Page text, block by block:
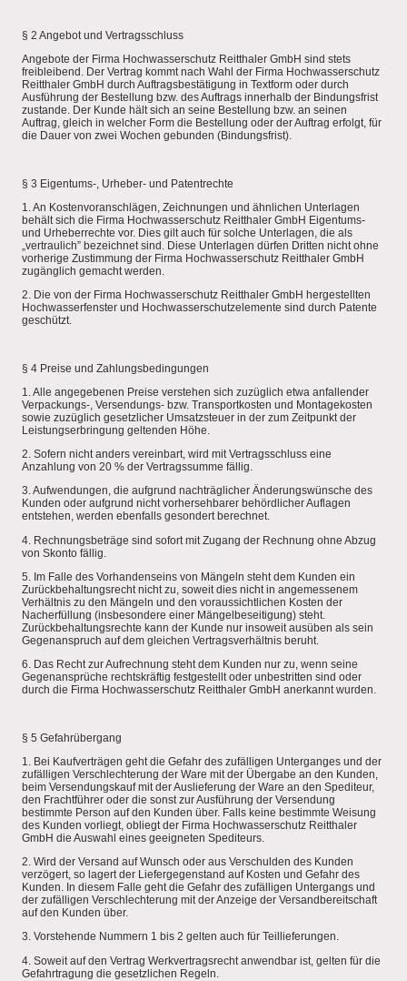
§ 2 Angebot und Vertragsschluss
Angebote der Firma Hochwasserschutz Reitthaler GmbH sind stets
freibleibend. Der Vertrag kommt nach Wahl der Firma Hochwasserschutz
Reitthaler GmbH durch Auftragsbestätigung in Textform oder durch
Ausführung der Bestellung bzw. des Auftrags innerhalb der Bindungsfrist
zustande. Der Kunde hält sich an seine Bestellung bzw. an seinen
Auftrag, gleich in welcher Form die Bestellung oder der Auftrag erfolgt, für
die Dauer von zwei Wochen gebunden (Bindungsfrist).
§ 3 Eigentums-, Urheber- und Patentrechte
1. An Kostenvoranschlägen, Zeichnungen und ähnlichen Unterlagen
behält sich die Firma Hochwasserschutz Reitthaler GmbH Eigentums-
und Urheberrechte vor. Dies gilt auch für solche Unterlagen, die als
„vertraulich” bezeichnet sind. Diese Unterlagen dürfen Dritten nicht ohne
vorherige Zustimmung der Firma Hochwasserschutz Reitthaler GmbH
zugänglich gemacht werden.
2. Die von der Firma Hochwasserschutz Reitthaler GmbH hergestellten
Hochwasserfenster und Hochwasserschutzelemente sind durch Patente
geschützt.
§ 4 Preise und Zahlungsbedingungen
1. Alle angegebenen Preise verstehen sich zuzüglich etwa anfallender
Verpackungs-, Versendungs- bzw. Transportkosten und Montagekosten
sowie zuzüglich gesetzlicher Umsatzsteuer in der zum Zeitpunkt der
Leistungserbringung geltenden Höhe.
2. Sofern nicht anders vereinbart, wird mit Vertragsschluss eine
Anzahlung von 20 % der Vertragssumme fällig.
3. Aufwendungen, die aufgrund nachträglicher Änderungswünsche des
Kunden oder aufgrund nicht vorhersehbarer behördlicher Auflagen
entstehen, werden ebenfalls gesondert berechnet.
4. Rechnungsbeträge sind sofort mit Zugang der Rechnung ohne Abzug
von Skonto fällig.
5. Im Falle des Vorhandenseins von Mängeln steht dem Kunden ein
Zurückbehaltungsrecht nicht zu, soweit dies nicht in angemessenem
Verhältnis zu den Mängeln und den voraussichtlichen Kosten der
Nacherfüllung (insbesondere einer Mängelbeseitigung) steht.
Zurückbehaltungsrechte kann der Kunde nur insoweit ausüben als sein
Gegenanspruch auf dem gleichen Vertragsverhältnis beruht.
6. Das Recht zur Aufrechnung steht dem Kunden nur zu, wenn seine
Gegenansprüche rechtskräftig festgestellt oder unbestritten sind oder
durch die Firma Hochwasserschutz Reitthaler GmbH anerkannt wurden.
§ 5 Gefahrübergang
1. Bei Kaufverträgen geht die Gefahr des zufälligen Unterganges und der
zufälligen Verschlechterung der Ware mit der Übergabe an den Kunden,
beim Versendungskauf mit der Auslieferung der Ware an den Spediteur,
den Frachtführer oder die sonst zur Ausführung der Versendung
bestimmte Person auf den Kunden über. Falls keine bestimmte Weisung
des Kunden vorliegt, obliegt der Firma Hochwasserschutz Reitthaler
GmbH die Auswahl eines geeigneten Spediteurs.
2. Wird der Versand auf Wunsch oder aus Verschulden des Kunden
verzögert, so lagert der Liefergegenstand auf Kosten und Gefahr des
Kunden. In diesem Falle geht die Gefahr des zufälligen Untergangs und
der zufälligen Verschlechterung mit der Anzeige der Versandbereitschaft
auf den Kunden über.
3. Vorstehende Nummern 1 bis 2 gelten auch für Teillieferungen.
4. Soweit auf den Vertrag Werkvertragsrecht anwendbar ist, gelten für die
Gefahrtragung die gesetzlichen Regeln.